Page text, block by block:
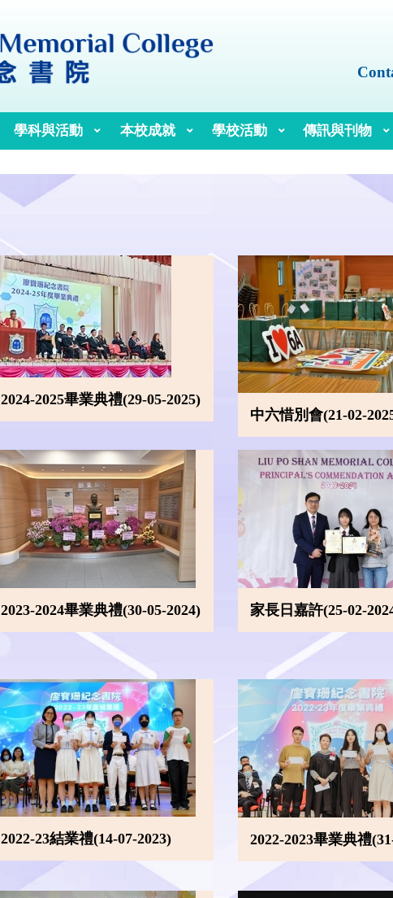
學科與活動 本校成就 學校活動 傳訊與刊物
2024-2025畢業典禮(29-05-2025)
中六惜別會(21-02-
2023-2024畢業典禮(30-05-2024)
家長日嘉許(25-02-
2022-23結業禮(14-07-2023)
2022-2023畢業典禮